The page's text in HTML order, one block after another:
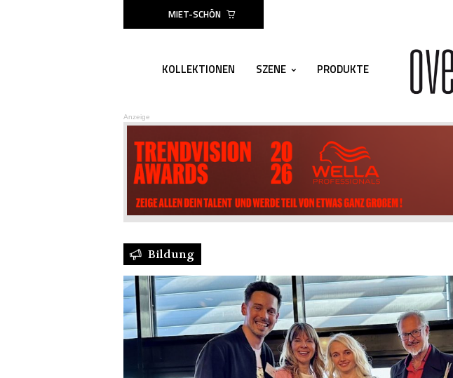
MIET-SCHÖN
KOLLEKTIONEN SZENE PRODUKTE
Anzeige
Bildung